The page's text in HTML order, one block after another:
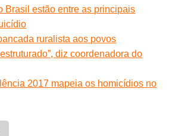
Brasil estão entre as principais
ruralista aos povos
diz coordenadora do
2017 mapeia os homicídios no